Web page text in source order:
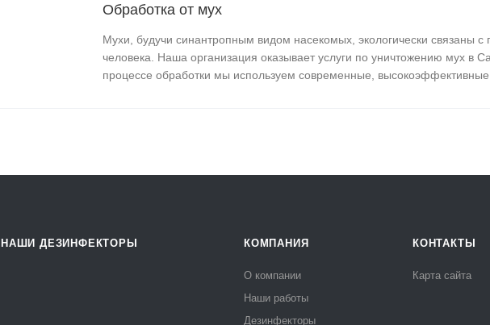
Обработка от мух
Мухи, будучи синантропным видом насекомых, экологически связаны с
человека. Наша организация оказывает услуги по уничтожению мух в
процессе обработки мы используем современные, высокоэффективные
НАШИ ДЕЗИНФЕКТОРЫ КОМПАНИЯ
О компании
Наши работы
Дезинфекторы
КОНТАКТЫ
Карта сайта